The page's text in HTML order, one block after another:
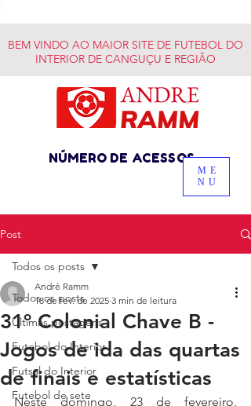
BEM VINDO AO MAIOR SITE DE FUTEBOL DO
INTERIOR DE CANGUÇU E REGIÃO
NÚMERO DE ACESSOS
ME
NU
Post
Todos os posts
Últimas postagens
Futebol do Interior
Futsal do Interior
Futebol de sete
Todos os posts
31º Colonial Chave B -
Jogos de ida das quartas
de finais e estatísticas
André Ramm
18 de fev. de 2025 3 min de leitura
Neste domingo, 23 de fevereiro,